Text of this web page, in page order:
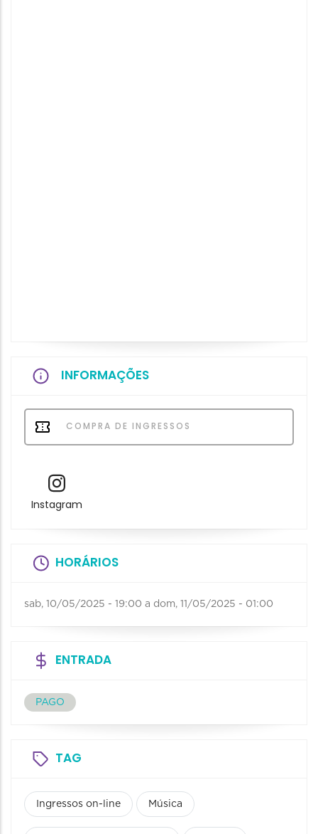
INFORMAÇÕES
COMPRA DE INGRESSOS
Instagram
HORÁRIOS
sab, 10/05/2025 - 19:00 a dom, 11/05/2025 - 01:00
ENTRADA
PAGO
TAG
Ingressos on-line Música